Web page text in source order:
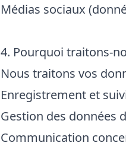
Médias sociaux
4. Pourquoi traitons-
Nous traitons vos
Enregistrement et
Gestion des données
Communication